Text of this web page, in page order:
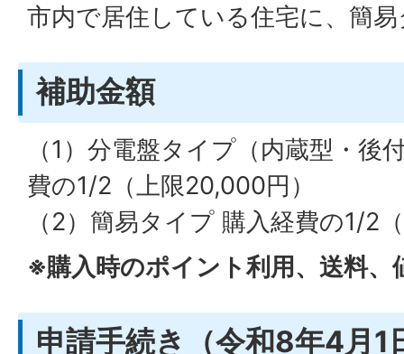
市内で居住している住宅に、簡
補助金額
（1）分電盤タイプ（内蔵型・後
費の1/2（上限20,000円）
（2）簡易タイプ 購入経費の1/2
※購入時のポイント利用、送料、
申請手続き（令和8年4月